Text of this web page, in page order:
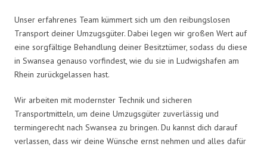
Unser erfahrenes Team kümmert sich um den reibungslosen
Transport deiner Umzugsgüter. Dabei legen wir großen Wert auf
eine sorgfältige Behandlung deiner Besitztümer, sodass du diese
in Swansea genauso vorfindest, wie du sie in Ludwigshafen am
Rhein zurückgelassen hast.
Wir arbeiten mit modernster Technik und sicheren
Transportmitteln, um deine Umzugsgüter zuverlässig und
termingerecht nach Swansea zu bringen. Du kannst dich darauf
verlassen, dass wir deine Wünsche ernst nehmen und alles dafür